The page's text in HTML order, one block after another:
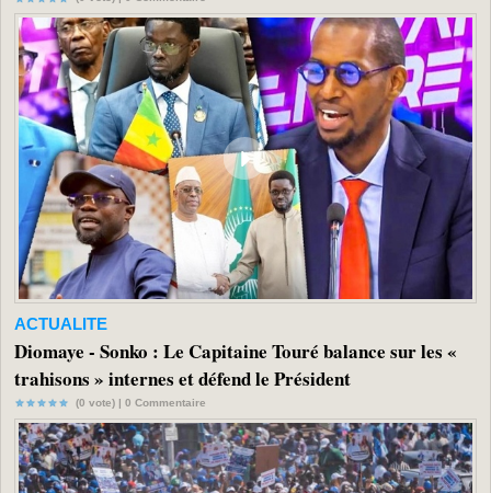
ACTUALITE
Diomaye - Sonko : Le Capitaine Touré balance sur les «
trahisons » internes et défend le Président
(0 vote) | 0 Commentaire